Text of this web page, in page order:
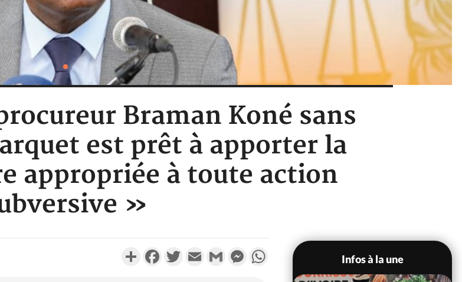
Braman Koné sans
est prêt à apporter la
appropriée à toute action
»
PartagerFacebookTwitterEmail Gmail MessengerWhatsApp
Infos à la une